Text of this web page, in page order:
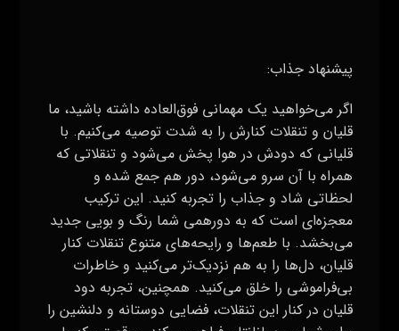
پیشنهاد جذاب:
اگر می‌خواهید یک مهمانی فوق‌العاده داشته باشید، ما
قلیان و تنقلات کنارش را به شدت توصیه می‌کنیم. با
قلیانی که دودش در هوا پخش می‌شود و تنقلاتی که
همراه با آن سرو می‌شود، دور هم جمع شده و
لحظاتی شاد و جذاب را تجربه کنید. این ترکیب
معجزه‌ای است که به دورهمی شما رنگ و بویی جدید
می‌بخشد. با طعم‌ها و رایحه‌های متنوع تنقلات کنار
قلیان، دل‌ها را به هم نزدیک‌تر می‌کنید و خاطرات
بی‌فراموشی را خلق می‌کنید. همچنین، تجربه دود
قلیان در کنار این تنقلات، فضایی دوستانه و دلنشین را